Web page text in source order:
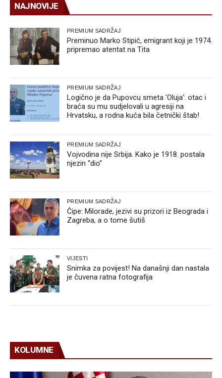
NAJNOVIJE
PREMIUM SADRŽAJ
Preminuo Marko Stipić, emigrant koji je 1974.
pripremao atentat na Tita
PREMIUM SADRŽAJ
Logično je da Pupovcu smeta ‘Oluja’: otac i
braća su mu sudjelovali u agresiji na
Hrvatsku, a rodna kuća bila četnički štab!
PREMIUM SADRŽAJ
Vojvodina nije Srbija. Kako je 1918. postala
njezin “dio”
PREMIUM SADRŽAJ
Ćipe: Milorade, jezivi su prizori iz Beograda i
Zagreba, a o tome šutiš
VIJESTI
Snimka za povijest! Na današnji dan nastala
je čuvena ratna fotografija
KOLUMNE